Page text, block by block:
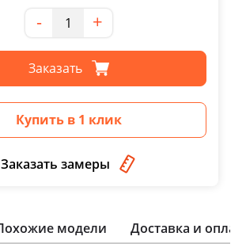
Количество
- +
Заказать
Купить в 1 клик
Заказать замеры
модели Доставка и